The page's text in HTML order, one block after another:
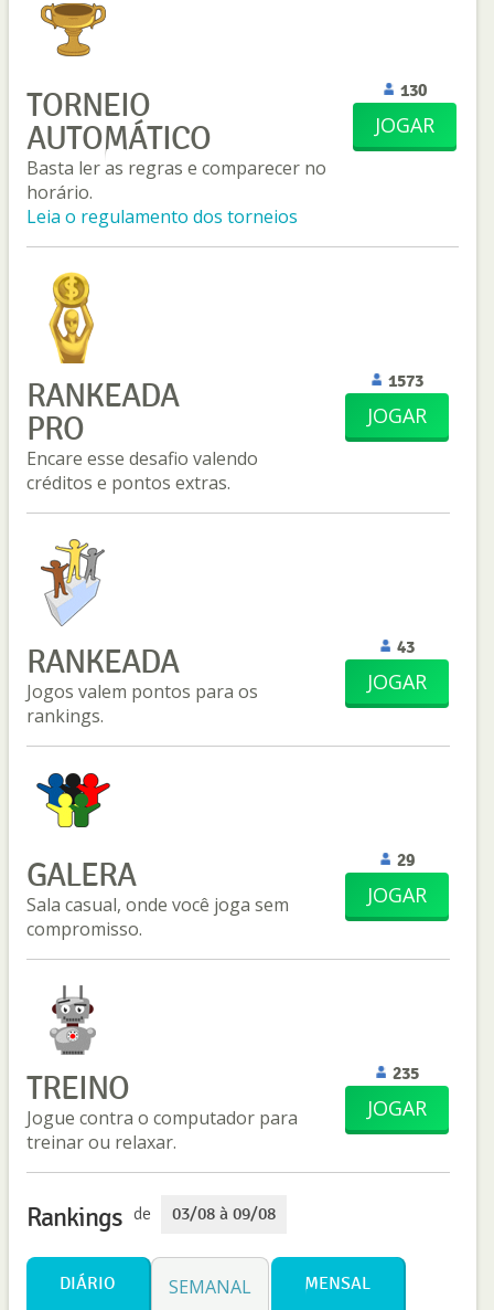
TORNEIO
AUTOMÁTICO
Basta ler as regras e comparecer no
horário.
Leia o regulamento dos torneios
130
JOGAR
RANKEADA
PRO
Encare esse desafio valendo
créditos e pontos extras.
1573
JOGAR
RANKEADA
Jogos valem pontos para os
rankings.
43
JOGAR
GALERA
Sala casual, onde você joga sem
compromisso.
29
JOGAR
TREINO
Jogue contra o computador para
treinar ou relaxar.
235
JOGAR
Rankings de 03/08 à 09/08
DIÁRIO SEMANAL MENSAL